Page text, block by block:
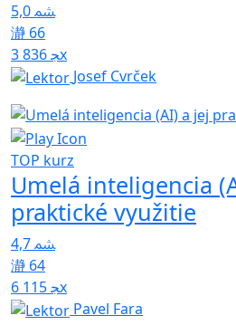
5,0
66
3 836x
Josef Cvrček
TOP kurz
Umelá inteligencia
praktické využitie
4,7
64
6 115x
Pavel Fara